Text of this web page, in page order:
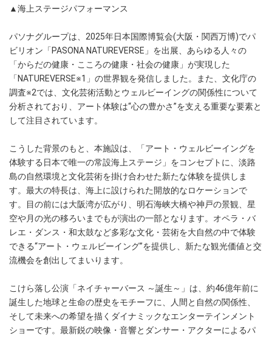
▲海上ステージパフォーマンス
パソナグループは、2025年日本国際博覧会(大阪・関西万博)でパ
ビリオン「PASONA NATUREVERSE」を出展、あらゆる人々の
「からだの健康・こころの健康・社会の健康」が実現した
「NATUREVERSE※1」の世界観を発信しました。また、文化庁の
調査※2では、文化芸術活動とウェルビーイングの関係性について
分析されており、アート体験は“心の豊かさ”を支える重要な要素と
して注目されています。
こうした背景のもと、本施設は、「アート・ウェルビーイングを
体験する日本で唯一の常設海上ステージ」をコンセプトに、淡路
島の自然環境と文化芸術を掛け合わせた新たな体験を提供しま
す。最大の特長は、海上に設けられた開放的なロケーションで
す。目の前には大阪湾が広がり、明石海峡大橋や神戸の景観、星
空や月の光の移ろいまでもが演出の一部となります。オペラ・バ
レエ・ダンス・和太鼓など多彩な文化・芸術を大自然の中で体験
できる“アート・ウェルビーイング”を提供し、新たな観光価値と交
流機会を創出してまいります。
こけら落し公演「ネイチャーバース ～誕生～」は、約46億年前に
誕生した地球と生命の歴史をモチーフに、人間と自然の関係性、
そして未来への希望を描くダイナミックなエンターテインメント
ショーです。最新鋭の映像・音響とダンサー・アクターによるパ